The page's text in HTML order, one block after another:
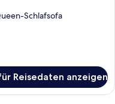
Schlafsofa
Reisedaten anzeigen